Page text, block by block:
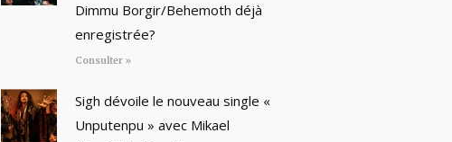
Dimmu Borgir/Behemoth déjà
enregistrée?
Consulter »
Sigh dévoile le nouveau single «
Unputenpu » avec Mikael